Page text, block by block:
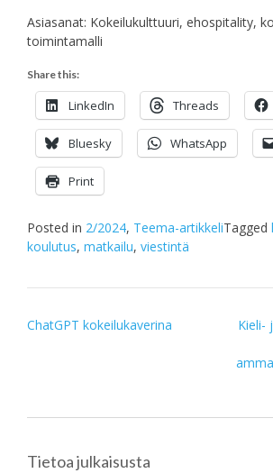
Asiasanat: Kokeilukulttuuri, ehospitality,
toimintamalli
Share this:
LinkedIn Threads
Bluesky WhatsApp
Print
Posted in 2/2024, Teema-artikkeliTagged
koulutus, matkailu, viestintä
Post
ChatGPT kokeilukaverina
Kieli-
Tietoa julkaisusta